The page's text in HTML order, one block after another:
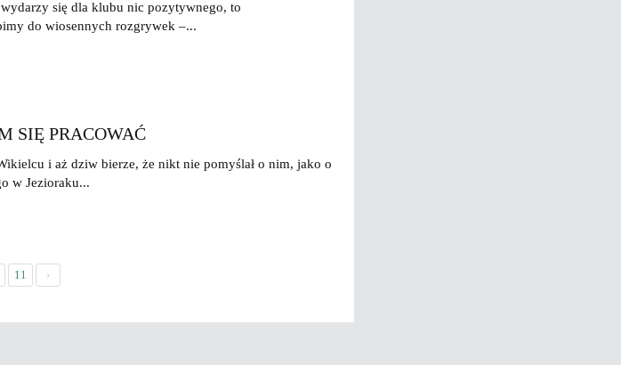
się dla klubu nic pozytywnego, to
do wiosennych rozgrywek –...
SIĘ PRACOWAĆ
i aż dziw bierze, że nikt nie pomyślał o nim, jako o
w Jezioraku...
11 ›